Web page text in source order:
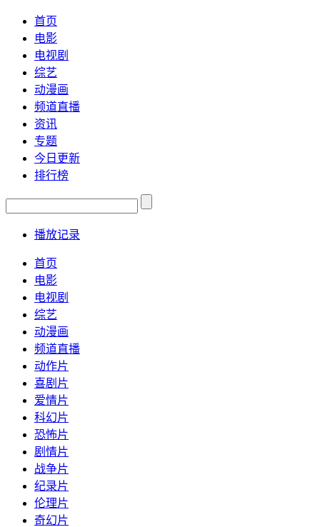
首页
电影
电视剧
综艺
动漫画
频道直播
资讯
专题
今日更新
排行榜
播放记录
首页
电影
电视剧
综艺
动漫画
频道直播
动作片
喜剧片
爱情片
科幻片
恐怖片
剧情片
战争片
纪录片
伦理片
奇幻片